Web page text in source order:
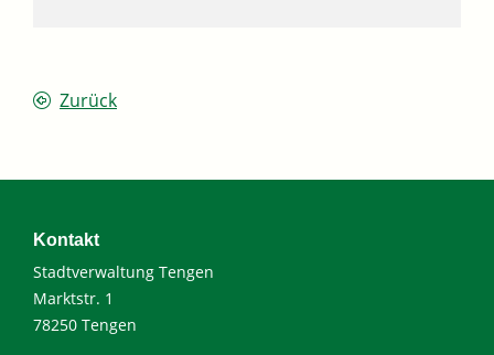
Zurück
Kontakt
Stadtverwaltung Tengen
Marktstr. 1
78250 Tengen